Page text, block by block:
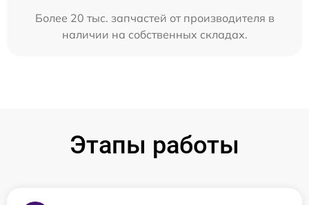
Более 20 тыс. запчастей от производителя в
наличии на собственных складах.
Этапы работы